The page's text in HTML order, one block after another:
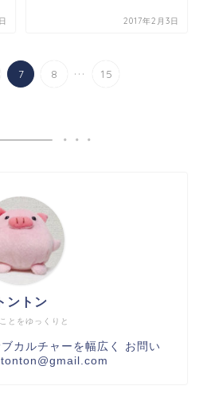
2017年2月3日
7 8 ... 15
とをゆっくりと
トントン
カルチャーを幅広く お問い